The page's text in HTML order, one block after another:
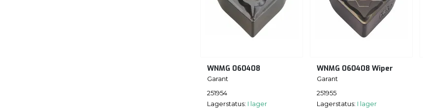
WNMG 060408
Garant
251954
Lagerstatus: I lager
WNMG 060408 Wiper
Garant
251955
Lagerstatus: I lager